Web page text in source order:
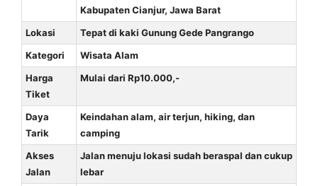
Kabupaten Cianjur, Jawa Barat
Lokasi
Tepat di kaki Gunung Gede Pangrango
Kategori
Wisata Alam
Harga
Tiket
Mulai dari Rp10.000,-
Daya
Tarik
Keindahan alam, air terjun, hiking, dan
camping
Akses
Jalan
Jalan menuju lokasi sudah beraspal dan cukup
lebar